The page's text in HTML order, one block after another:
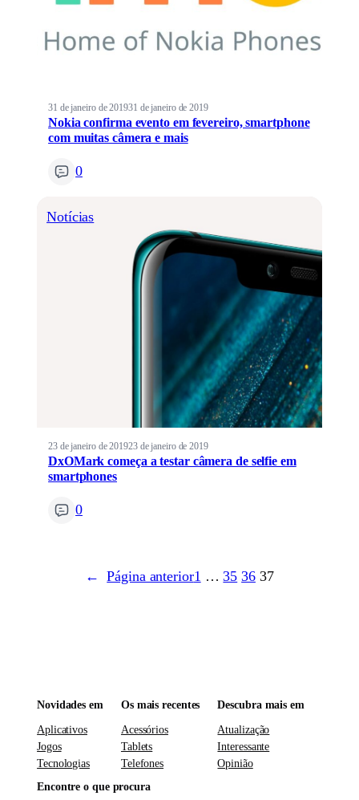
31 de janeiro de 201931 de janeiro de 2019
Nokia confirma evento em fevereiro, smartphone
com muitas câmera e mais
0
Notícias
23 de janeiro de 201923 de janeiro de 2019
DxOMark começa a testar câmera de selfie em
smartphones
0
← Página anterior1 … 35 36 37
Novidades em
Aplicativos
Jogos
Tecnologias
Os mais recentes
Acessórios
Tablets
Telefones
Descubra mais em
Atualização
Interessante
Opinião
Encontre o que procura